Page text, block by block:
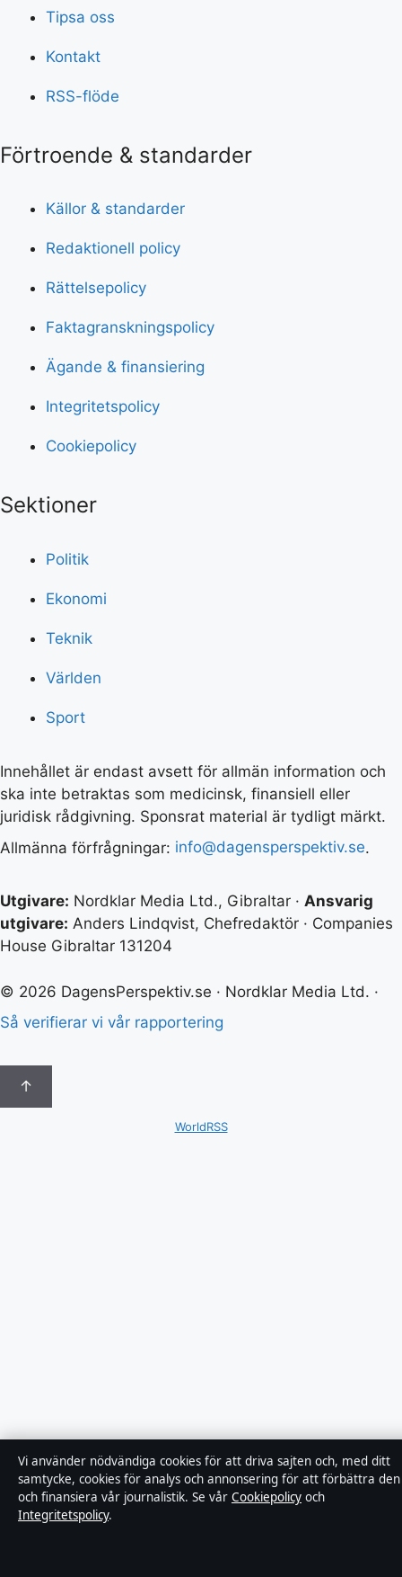
Tipsa oss
Kontakt
RSS-flöde
Förtroende & standarder
Källor & standarder
Redaktionell policy
Rättelsepolicy
Faktagranskningspolicy
Ägande & finansiering
Integritetspolicy
Cookiepolicy
Sektioner
Politik
Ekonomi
Teknik
Världen
Sport
Innehållet är endast avsett för allmän information och
ska inte betraktas som medicinsk, finansiell eller
juridisk rådgivning. Sponsrat material är tydligt märkt.
Allmänna förfrågningar: info@dagensperspektiv.se.
Utgivare: Nordklar Media Ltd., Gibraltar · Ansvarig
utgivare: Anders Lindqvist, Chefredaktör · Companies
House Gibraltar 131204
© 2026 DagensPerspektiv.se · Nordklar Media Ltd. ·
Så verifierar vi vår rapportering
Vi använder nödvändiga cookies för att driva sajten och, med ditt
samtycke, cookies för analys och annonsering för att förbättra den
och finansiera vår journalistik. Se vår Cookiepolicy och
Integritetspolicy.
↑
WorldRSS